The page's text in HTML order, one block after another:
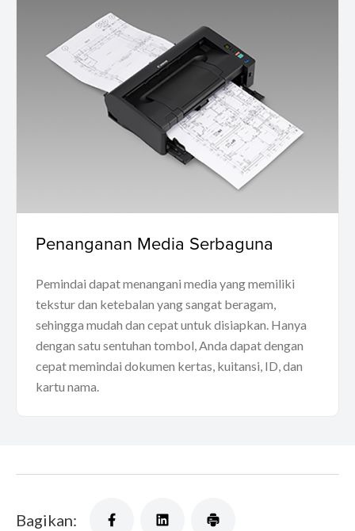
Penanganan Media Serbaguna
Pemindai dapat menangani media yang memiliki
tekstur dan ketebalan yang sangat beragam,
sehingga mudah dan cepat untuk disiapkan. Hanya
dengan satu sentuhan tombol, Anda dapat dengan
cepat memindai dokumen kertas, kuitansi, ID, dan
kartu nama.
Bagikan: